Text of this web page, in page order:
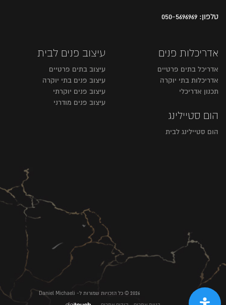
טלפון: 050-5696969
אדריכלות פנים
אדריכל בתים פרטיים
אדריכלות בתי יוקרה
תכנון אדריכלי
עיצוב פנים לבית
עיצוב בתים פרטיים
עיצוב פנים בתי יוקרה
עיצוב פנים יוקרתי
עיצוב פנים מודרני
הום סטיילינג
הום סטיילינג לבית
2026 © כל הזכויות שמורות ל- Daniel Michaeli